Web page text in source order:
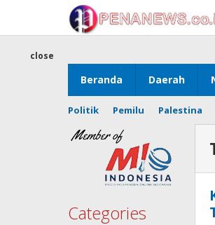
content
Beranda Daerah
Politik Pemilu Palestina
close
Categories